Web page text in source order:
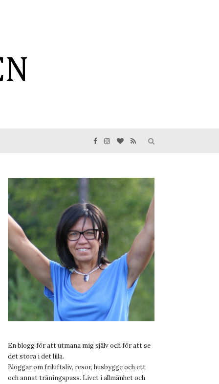
En blogg för att utmana mig själv och för att se
det stora i det lilla.
Bloggar om friluftsliv, resor, husbygge och ett
och annat träningspass. Livet i allmänhet och